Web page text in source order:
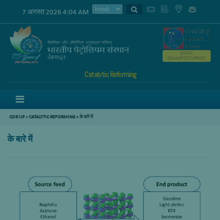
7 अगस्त 2026 4:04 AM
Catalytic Reforming
GSTIN
05AAATC2716R2ZK
CSIR IIP>CATALYTIC REFORMING> के बारे में
के बारे में